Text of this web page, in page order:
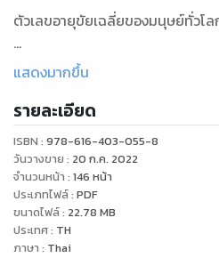
ตัวเลขอายุขัยเฉลี่ยของมนุษย์ทั่วโ
อย่างมากที่สุดก็แค่ 90 ปี (แถมยังเป็
กระนั้น ในปัจจุบัน เราพบผู้คนบางส่
แถมสุขภาพเขายังดีด้วย ยังสามารถ
ปลาเองได้
ไม่ได้นอนติดเตียงหรือไม่รับรู้ความเ
แสดงมากขึ้น
รายละเอียด
ISBN : 978-616-403-055-8
วันวางขาย : 20 ก.ค. 2022
จำนวนหน้า : 146 หน้า
ประเภทไฟล์: PDF
ขนาดไฟล์: 22.78 MB
ประเทศ: TH
ภาษา : Thai